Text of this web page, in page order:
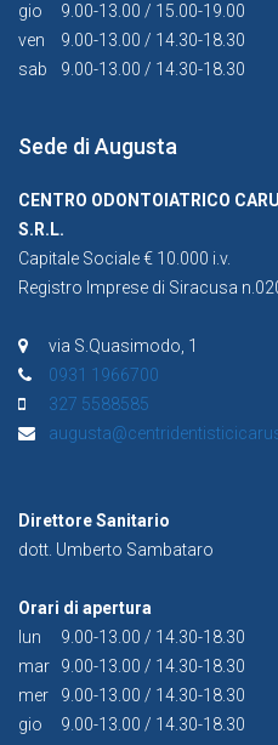
gio
9.00-13.00 / 15.00-19.00
ven
9.00-13.00 / 14.30-18.30
sab
9.00-13.00 / 14.30-18.30
Sede di Augusta
CENTRO ODONTOIATRICO
S.R.L.
Capitale Sociale € 10.000 i.v.
Registro Imprese di Siracusa
via S.Quasimodo, 1
0931 1966700
327 5588585
Direttore Sanitario
dott. Umberto Sambataro
Orari di apertura
lun
9.00-13.00 / 14.30-18.30
mar
9.00-13.00 / 14.30-18.30
mer
9.00-13.00 / 14.30-18.30
gio
9.00-13.00 / 14.30-18.30